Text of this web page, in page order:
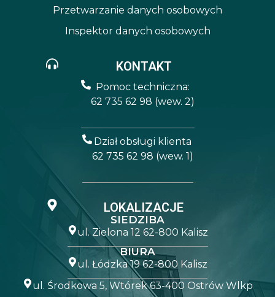
Przetwarzanie danych osobowych
Inspektor danych osobowych
KONTAKT
Pomoc techniczna:
62 735 62 98 (wew. 2)
Dział obsługi klienta
62 735 62 98 (wew. 1)
LOKALIZACJE
SIEDZIBA
ul. Zielona 12 62-800 Kalisz
BIURA
ul. Łódzka 19 62-800 Kalisz
ul. Środkowa 5, Wtórek 63-400 Ostrów Wlkp